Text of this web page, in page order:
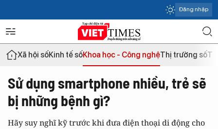
Đăng nhập
Xã hội sốKinh tế sốKhoa học - Công nghệThị trường số
Sử dụng smartphone nhiều, trẻ sẽ
bị những bệnh gì?
Hãy suy nghĩ kỹ trước khi đưa điện thoại di động cho